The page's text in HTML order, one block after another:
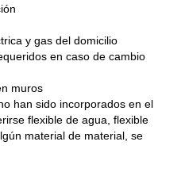
y gas del domicilio
en caso de cambio
muros
han sido incorporados en el
flexible de agua, flexible
material de material, se